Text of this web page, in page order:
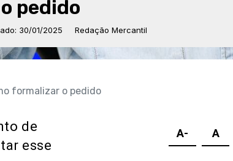
pedido
30/01/2025 Redação Mercantil
formalizar o pedido
de
esse
A- A